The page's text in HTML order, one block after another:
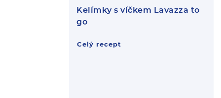
Kelímky s víčkem Lavazza to
go
Celý recept